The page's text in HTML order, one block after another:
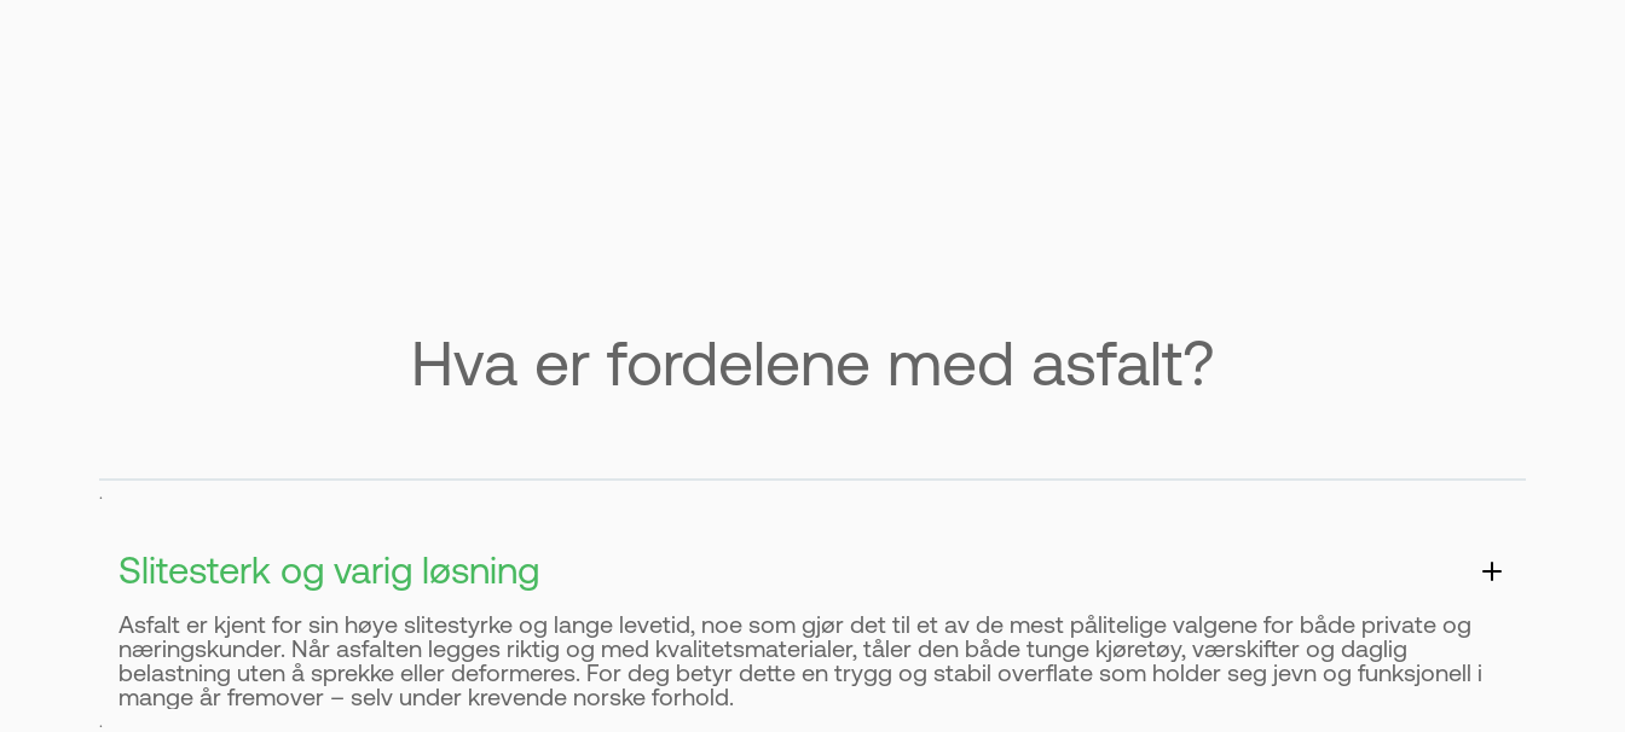
Hva er fordelene med asfalt?
.
Slitesterk og varig løsning
Asfalt er kjent for sin høye slitestyrke og lange levetid, noe som gjør det til et av de mest pålitelige valgene for både private og
næringskunder. Når asfalten legges riktig og med kvalitetsmaterialer, tåler den både tunge kjøretøy, værskifter og daglig
belastning uten å sprekke eller deformeres. For deg betyr dette en trygg og stabil overflate som holder seg jevn og funksjonell i
mange år fremover – selv under krevende norske forhold.
.